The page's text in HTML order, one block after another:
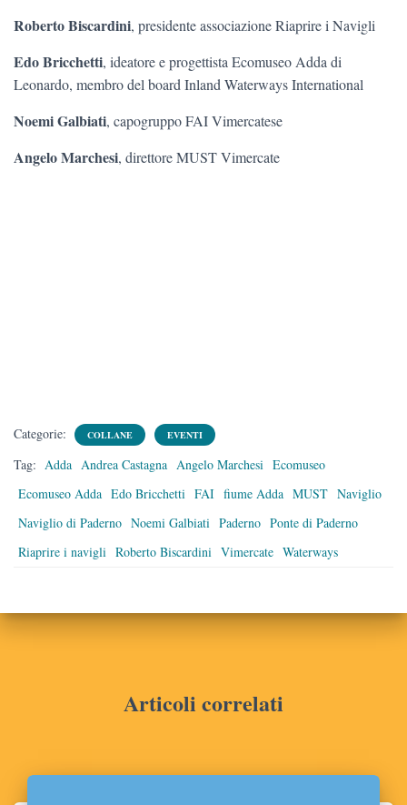
Roberto Biscardini, presidente associazione Riaprire i Navigli
Edo Bricchetti, ideatore e progettista Ecomuseo Adda di
Leonardo, membro del board Inland Waterways International
Noemi Galbiati, capogruppo FAI Vimercatese
Angelo Marchesi, direttore MUST Vimercate
Categorie: COLLANE EVENTI
Tag: Adda Andrea Castagna Angelo Marchesi Ecomuseo
Ecomuseo Adda Edo Bricchetti FAI fiume Adda MUST Naviglio
Naviglio di Paderno Noemi Galbiati Paderno Ponte di Paderno
Riaprire i navigli Roberto Biscardini Vimercate Waterways
Articoli correlati